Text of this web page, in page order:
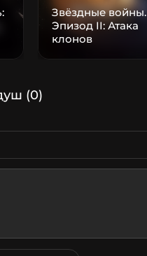
Звёздные войны.
Эпизод II: Атака
клонов
(0)